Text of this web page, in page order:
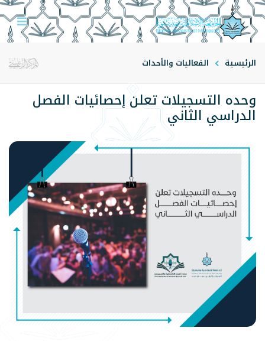
الرئيسية الفعاليات والأحداث
وحده التسجيلات تعلن إحصائيات الفصل
الدراسي الثاني